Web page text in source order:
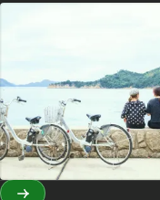
竹原市のふるさと納税
竹原市の移住・定住のご